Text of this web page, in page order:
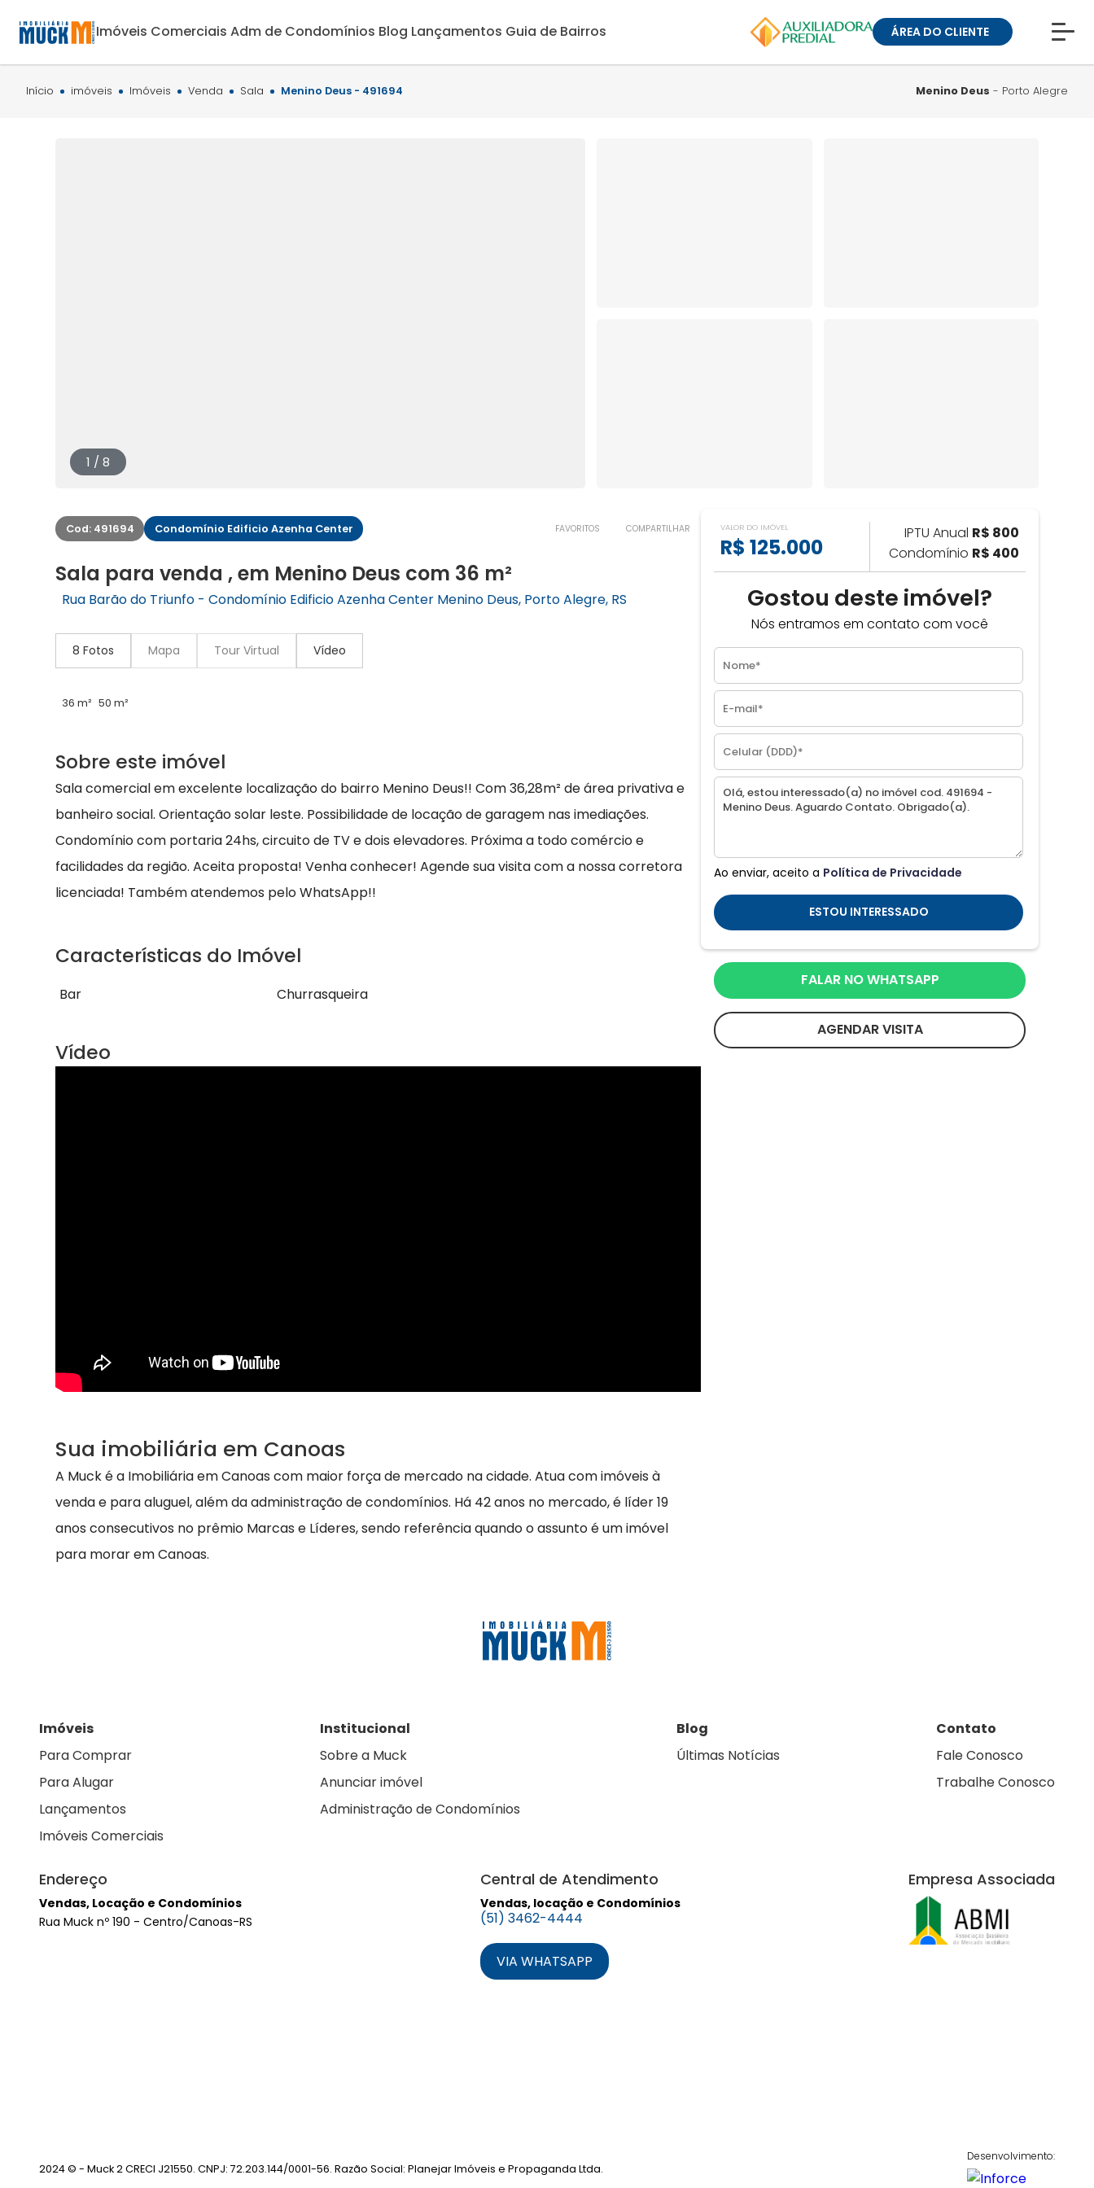
Imóveis Comerciais Adm de Condomínios Blog Lançamentos Guia de Bairros ÁREA DO CLIENTE
CONHEÇA A MUCK
BLOG
TRABALHE CONOSCO
Início imóveis Imóveis Venda Sala Menino Deus - 491694 Menino Deus - Porto Alegre
1 / 8
Cod: 491694 Condomínio Edificio Azenha Center FAVORITOS COMPARTILHAR
Sala para venda , em Menino Deus com 36 m²
Rua Barão do Triunfo - Condomínio Edificio Azenha Center Menino Deus, Porto Alegre, RS
8 Fotos Mapa Tour Virtual Vídeo
36 m² 50 m²
Sobre este imóvel
Sala comercial em excelente localização do bairro Menino Deus!! Com 36,28m² de área privativa e
banheiro social. Orientação solar leste. Possibilidade de locação de garagem nas imediações.
Condomínio com portaria 24hs, circuito de TV e dois elevadores. Próxima a todo comércio e
facilidades da região. Aceita proposta! Venha conhecer! Agende sua visita com a nossa corretora
licenciada! Também atendemos pelo WhatsApp!!
Características do Imóvel
Bar Churrasqueira
Vídeo
Sua imobiliária em Canoas
A Muck é a Imobiliária em Canoas com maior força de mercado na cidade. Atua com imóveis à
venda e para aluguel, além da administração de condomínios. Há 42 anos no mercado, é líder 19
anos consecutivos no prêmio Marcas e Líderes, sendo referência quando o assunto é um imóvel
para morar em Canoas.
VALOR DO IMÓVEL
R$ 125.000
IPTU Anual R$ 800
Condomínio R$ 400
Gostou deste imóvel?
Nós entramos em contato com você
Ao enviar, aceito a Política de Privacidade
ESTOU INTERESSADO
FALAR NO WHATSAPP
AGENDAR VISITA
Imóveis
Para Comprar
Para Alugar
Lançamentos
Imóveis Comerciais
Institucional
Sobre a Muck
Anunciar imóvel
Administração de Condomínios
Blog
Últimas Notícias
Contato
Fale Conosco
Trabalhe Conosco
Endereço
Vendas, Locação e Condomínios
Rua Muck nº 190 - Centro/Canoas-RS
Central de Atendimento
Vendas, locação e Condomínios
(51) 3462-4444
VIA WHATSAPP
Empresa Associada
2024 © - Muck 2 CRECI J21550. CNPJ: 72.203.144/0001-56. Razão Social: Planejar Imóveis e Propaganda Ltda.
Desenvolvimento: